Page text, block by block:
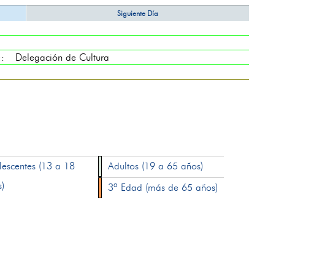
Siguiente Día
de Cultura
(13 a 18
Adultos (19 a 65 años)
3ª Edad (más de 65 años)